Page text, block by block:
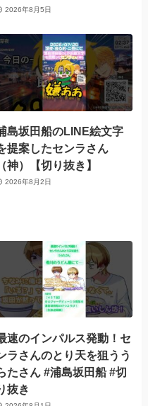
2026年8月5日
島坂田船のLINE絵文字
提案したセンラさん
（神）【切り抜き】
2026年8月2日
速のインパルス発動！セ
ラさんのとり天を狙うう
たさん #浦島坂田船 #切
抜き